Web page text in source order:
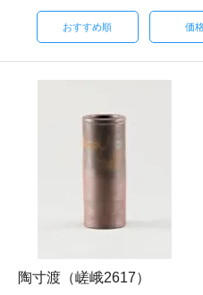
おすすめ順 価
陶寸渡（嵯峨2617）